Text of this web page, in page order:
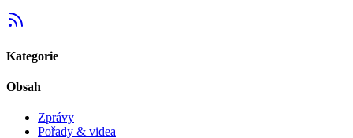
Kategorie
Obsah
Zprávy
Pořady & videa